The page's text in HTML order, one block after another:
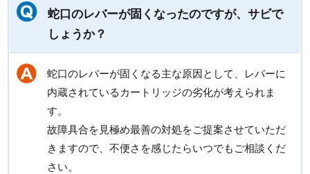
蛇口のレバーが固くなったのですが、サビで
しょうか？
蛇口のレバーが固くなる主な原因として、レバーに
内蔵されているカートリッジの劣化が考えられま
す。
故障具合を見極め最善の対処をご提案させていただ
きますので、不便さを感じたらいつでもご相談くだ
さい。